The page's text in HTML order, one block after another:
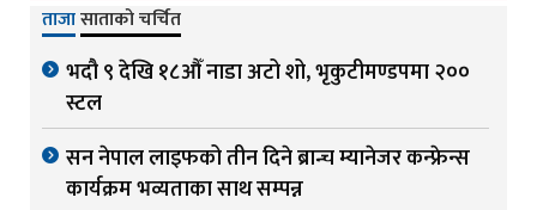
ताजासाताको चर्चित
भदौ ९ देखि १८औँ नाडा अटो शो, भृकुटीमण्डपमा २००
स्टल
सन नेपाल लाइफको तीन दिने ब्रान्च म्यानेजर कन्फ्रेन्स
कार्यक्रम भव्यताका साथ सम्पन्न